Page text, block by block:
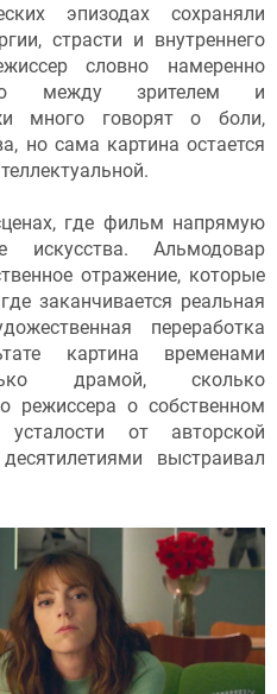
эпизодах сохраняли
страсти и внутреннего
словно намеренно
между зрителем и
много говорят о боли,
но сама картина остается
где фильм напрямую
Альмодовар
отражение, которые
заканчивается реальная
переработка
картина временами
драмой, сколько
режиссера о собственном
от авторской
выстраивал